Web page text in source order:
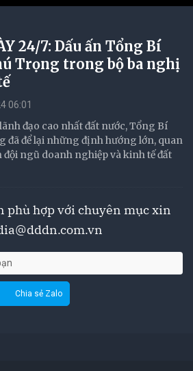
24/7: Dấu ấn Tổng Bí
Trọng trong bộ ba nghị
06:01
đạo cao nhất đất nước, Tổng Bí
đã để lại những định hướng lớn, quan
ngũ doanh nghiệp và kinh tế đất
phù hợp với chuyên mục xin
Chia sẻ Zalo